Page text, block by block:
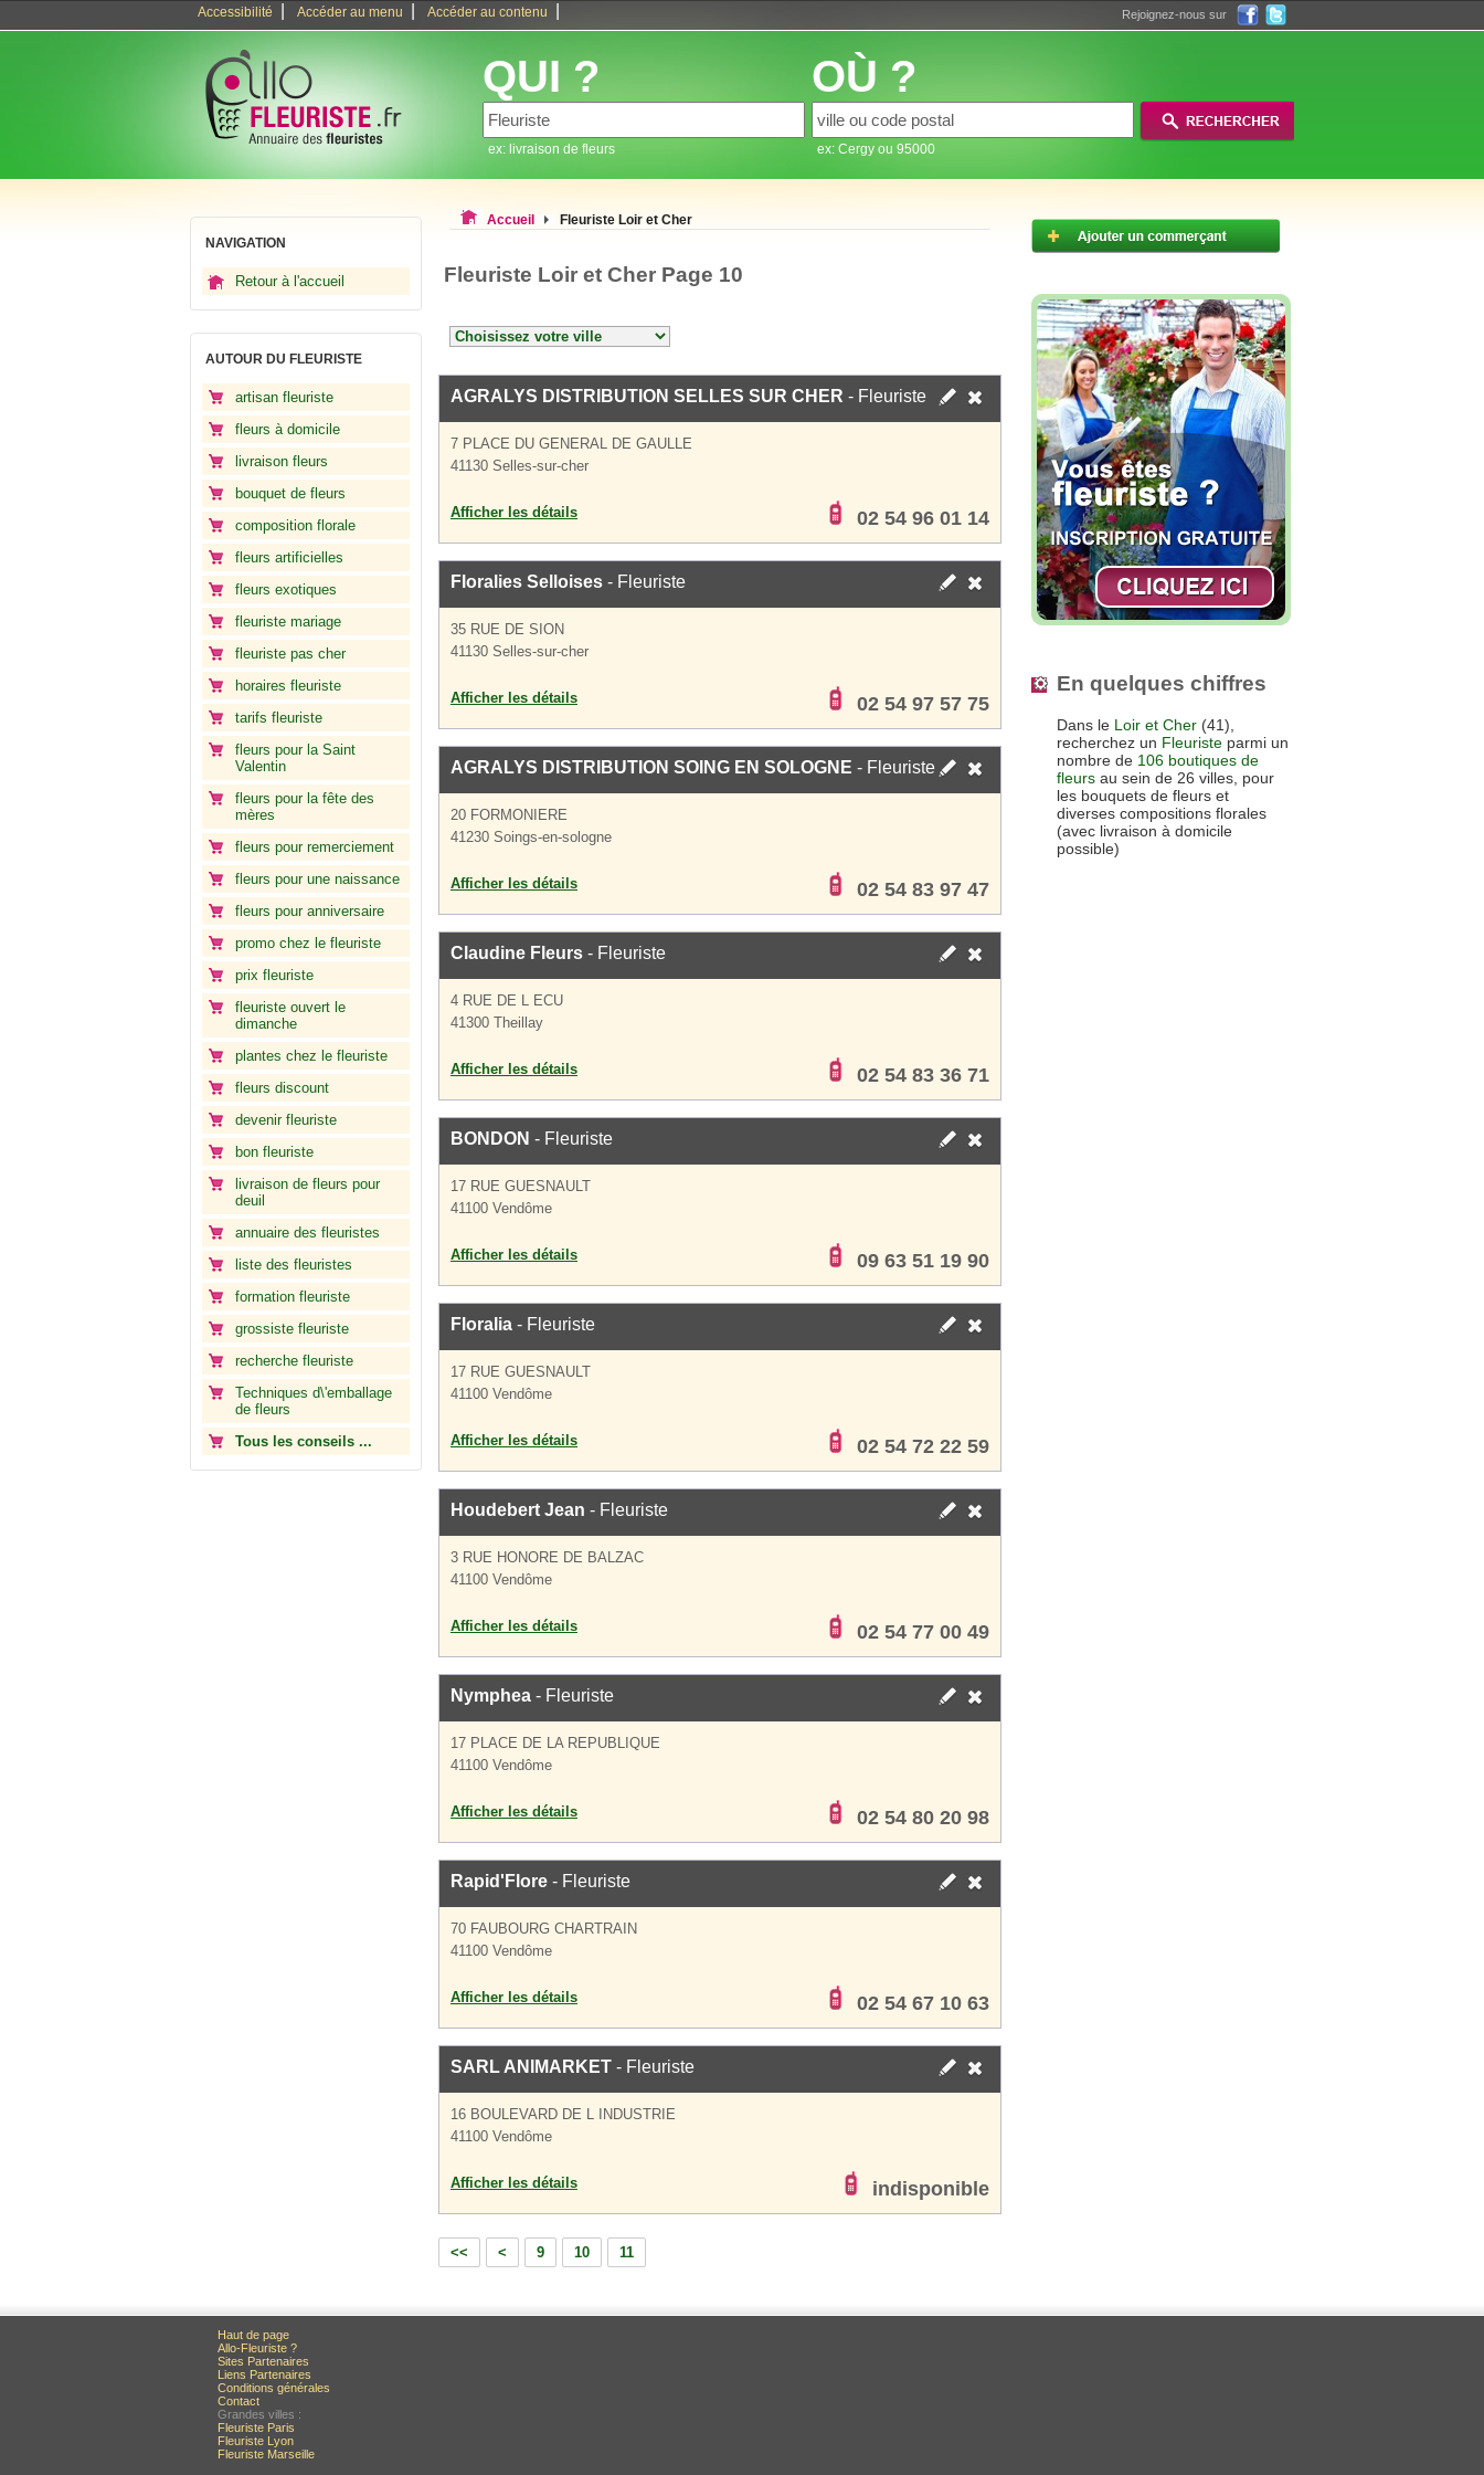
Accessibilité Accéder au menu Accéder au contenu Rejoignez-nous sur
QUI ?
ex: livraison de fleurs
OÙ ?
ex: Cergy ou 95000
NAVIGATION
Retour à l'accueil
AUTOUR DU FLEURISTE
artisan fleuriste
fleurs à domicile
livraison fleurs
bouquet de fleurs
composition florale
fleurs artificielles
fleurs exotiques
fleuriste mariage
fleuriste pas cher
horaires fleuriste
tarifs fleuriste
fleurs pour la Saint
Valentin
fleurs pour la fête des
mères
fleurs pour remerciement
fleurs pour une naissance
fleurs pour anniversaire
promo chez le fleuriste
prix fleuriste
fleuriste ouvert le
dimanche
plantes chez le fleuriste
fleurs discount
devenir fleuriste
bon fleuriste
livraison de fleurs pour
deuil
annuaire des fleuristes
liste des fleuristes
formation fleuriste
grossiste fleuriste
recherche fleuriste
Techniques d\'emballage
de fleurs
Tous les conseils ...
Accueil Fleuriste Loir et Cher
Fleuriste Loir et Cher Page 10
AGRALYS DISTRIBUTION SELLES SUR CHER - Fleuriste
7 PLACE DU GENERAL DE GAULLE
41130 Selles-sur-cher
Afficher les détails 02 54 96 01 14
Floralies Selloises - Fleuriste
35 RUE DE SION
41130 Selles-sur-cher
Afficher les détails 02 54 97 57 75
AGRALYS DISTRIBUTION SOING EN SOLOGNE - Fleuriste
20 FORMONIERE
41230 Soings-en-sologne
Afficher les détails 02 54 83 97 47
Claudine Fleurs - Fleuriste
4 RUE DE L ECU
41300 Theillay
Afficher les détails 02 54 83 36 71
BONDON - Fleuriste
17 RUE GUESNAULT
41100 Vendôme
Afficher les détails 09 63 51 19 90
Floralia - Fleuriste
17 RUE GUESNAULT
41100 Vendôme
Afficher les détails 02 54 72 22 59
Houdebert Jean - Fleuriste
3 RUE HONORE DE BALZAC
41100 Vendôme
Afficher les détails 02 54 77 00 49
Nymphea - Fleuriste
17 PLACE DE LA REPUBLIQUE
41100 Vendôme
Afficher les détails 02 54 80 20 98
Rapid'Flore - Fleuriste
70 FAUBOURG CHARTRAIN
41100 Vendôme
Afficher les détails 02 54 67 10 63
SARL ANIMARKET - Fleuriste
16 BOULEVARD DE L INDUSTRIE
41100 Vendôme
Afficher les détails indisponible
<< < 9 10 11
En quelques chiffres
Dans le Loir et Cher (41),
recherchez un Fleuriste parmi un
nombre de 106 boutiques de
fleurs au sein de 26 villes, pour
les bouquets de fleurs et
diverses compositions florales
(avec livraison à domicile
possible)
Haut de page
Allo-Fleuriste ?
Sites Partenaires
Liens Partenaires
Conditions générales
Contact
Grandes villes :
Fleuriste Paris
Fleuriste Lyon
Fleuriste Marseille